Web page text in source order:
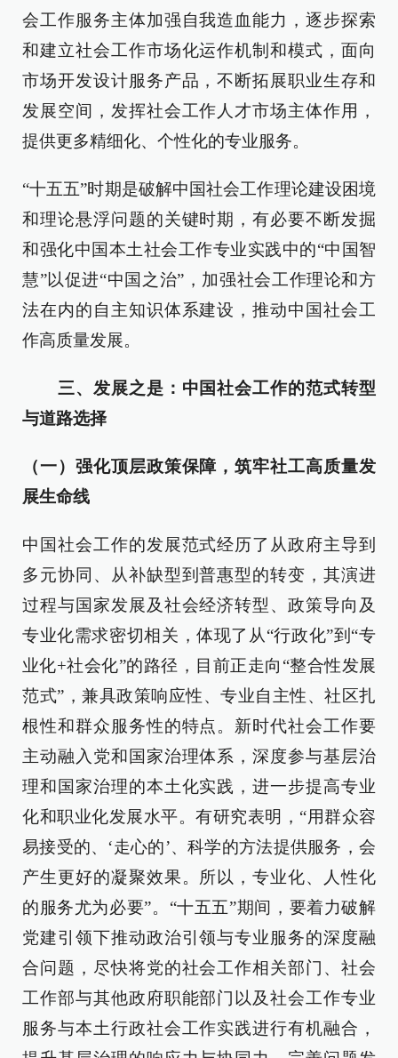
会工作服务主体加强自我造血能力，逐步探索
和建立社会工作市场化运作机制和模式，面向
市场开发设计服务产品，不断拓展职业生存和
发展空间，发挥社会工作人才市场主体作用，
提供更多精细化、个性化的专业服务。
“十五五”时期是破解中国社会工作理论建设困境
和理论悬浮问题的关键时期，有必要不断发掘
和强化中国本土社会工作专业实践中的“中国智
慧”以促进“中国之治”，加强社会工作理论和方
法在内的自主知识体系建设，推动中国社会工
作高质量发展。
三、发展之是：中国社会工作的范式转型
与道路选择
（一）强化顶层政策保障，筑牢社工高质量发
展生命线
中国社会工作的发展范式经历了从政府主导到
多元协同、从补缺型到普惠型的转变，其演进
过程与国家发展及社会经济转型、政策导向及
专业化需求密切相关，体现了从“行政化”到“专
业化+社会化”的路径，目前正走向“整合性发展
范式”，兼具政策响应性、专业自主性、社区扎
根性和群众服务性的特点。新时代社会工作要
主动融入党和国家治理体系，深度参与基层治
理和国家治理的本土化实践，进一步提高专业
化和职业化发展水平。有研究表明，“用群众容
易接受的、‘走心的’、科学的方法提供服务，会
产生更好的凝聚效果。所以，专业化、人性化
的服务尤为必要”。“十五五”期间，要着力破解
党建引领下推动政治引领与专业服务的深度融
合问题，尽快将党的社会工作相关部门、社会
工作部与其他政府职能部门以及社会工作专业
服务与本土行政社会工作实践进行有机融合，